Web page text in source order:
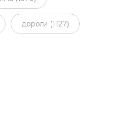
дороги (1127)